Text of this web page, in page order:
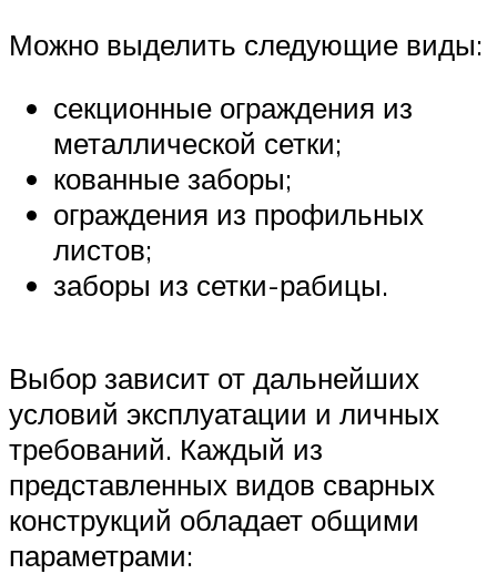
Можно выделить следующие виды:
секционные ограждения из
металлической сетки;
кованные заборы;
ограждения из профильных
листов;
заборы из сетки-рабицы.
Выбор зависит от дальнейших
условий эксплуатации и личных
требований. Каждый из
представленных видов сварных
конструкций обладает общими
параметрами: